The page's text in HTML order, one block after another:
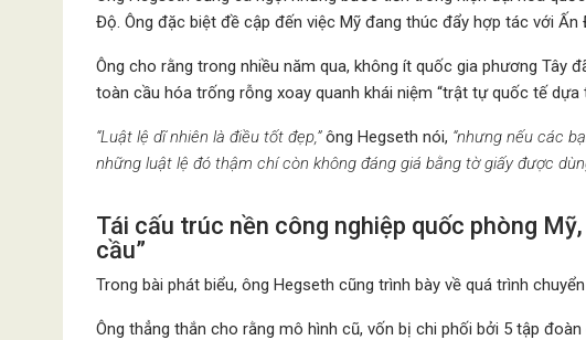
Độ. Ông đặc biệt đề cập đến việc Mỹ đang thúc đẩy hợp tác với
Ông cho rằng trong nhiều năm qua, không ít quốc gia phương Tây
toàn cầu hóa trống rỗng xoay quanh khái niệm “trật tự quốc tế dựa
“Luật lệ dĩ nhiên là điều tốt đẹp,”ông Hegseth nói, “nhưng nếu các
những luật lệ đó thậm chí còn không đáng giá bằng tờ giấy được
Tái cấu trúc nền công nghiệp quốc phòng
cầu”
Trong bài phát biểu, ông Hegseth cũng trình bày về quá trình
Ông thẳng thắn cho rằng mô hình cũ, vốn bị chi phối bởi 5 tập